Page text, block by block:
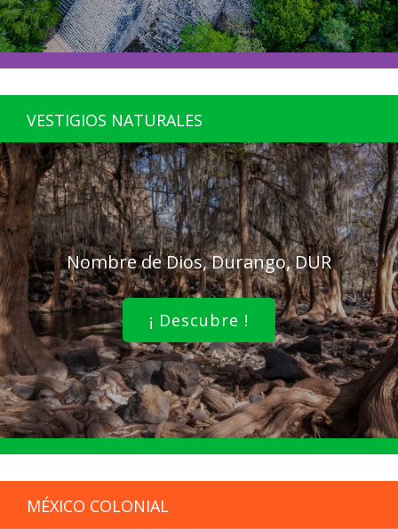
VESTIGIOS NATURALES
Nombre de Dios, Durango, DUR
¡ Descubre !
MÉXICO COLONIAL